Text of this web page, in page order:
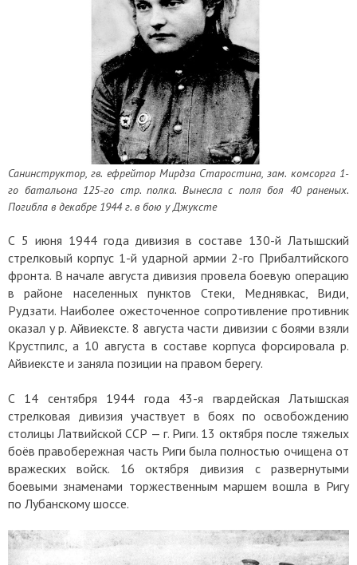
Санинструктор, гв. ефрейтор Мирдза Старостина, зам. комсорга 1-
го батальона 125-го стр. полка. Вынесла с поля боя 40 раненых.
Погибла в декабре 1944 г. в бою у Джуксте
С 5 июня 1944 года дивизия в составе 130-й Латышский
стрелковый корпус 1-й ударной армии 2-го Прибалтийского
фронта. В начале августа дивизия провела боевую операцию
в районе населенных пунктов Стеки, Меднявкас, Види,
Рудзати. Наиболее ожесточенное сопротивление противник
оказал у р. Айвиексте. 8 августа части дивизии с боями взяли
Крустпилс, а 10 августа в составе корпуса форсировала р.
Айвиексте и заняла позиции на правом берегу.
С 14 сентября 1944 года 43-я гвардейская Латышская
стрелковая дивизия участвует в боях по освобождению
столицы Латвийской ССР — г. Риги. 13 октября после тяжелых
боёв правобережная часть Риги была полностью очищена от
вражеских войск. 16 октября дивизия с развернутыми
боевыми знаменами торжественным маршем вошла в Ригу
по Лубанскому шоссе.